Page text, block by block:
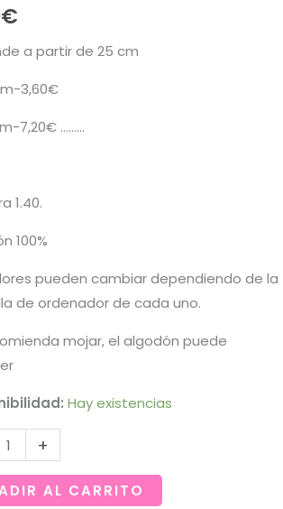
€
a partir de 25 cm
3,60€
7,20€ ………
1.40.
100%
pueden cambiar dependiendo de la
de ordenador de cada uno.
mojar, el algodón puede
Hay existencias
+
AL CARRITO